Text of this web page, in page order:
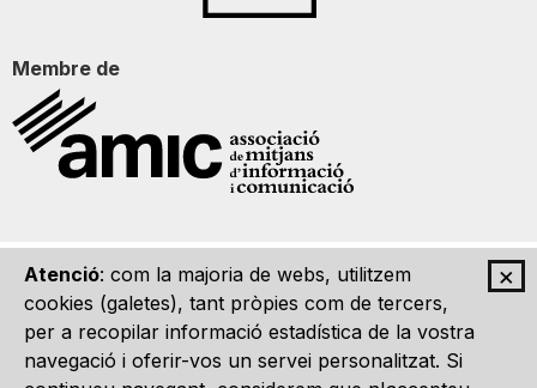
×
Atenció: com la majoria de webs, utilitzem
cookies (galetes), tant pròpies com de tercers,
per a recopilar informació estadística de la vostra
navegació i oferir-vos un servei personalitzat. Si
Membre de
Qui som Contacte Imatge Gràfica Avís legal